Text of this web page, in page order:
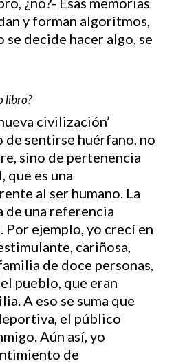
y forman algoritmos,
se decide hacer algo, se
libro?
civilización’
de sentirse huérfano, no
sino de pertenencia
que es una
al ser humano. La
de una referencia
Por ejemplo, yo crecí en
cariñosa,
de doce personas,
pueblo, que eran
A eso se suma que
el público
Aún así, yo
de